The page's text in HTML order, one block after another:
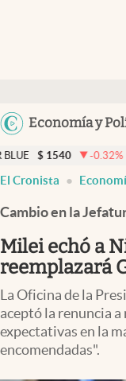
Economía y
Members
Economía y Política
Finanzas y Mercados
Mercados Online
Negocios
Columnistas
Apertura
-0.32%
El Cronista
Cambio en la
Milei echó a
reemplazará
La Oficina de la
aceptó la renuncia
expectativas en la
encomendadas".